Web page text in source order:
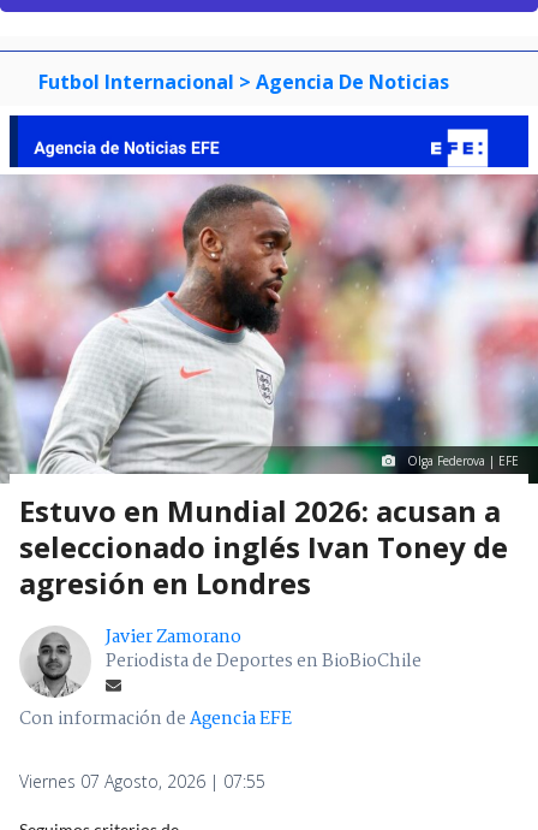
Futbol Internacional > Agencia De Noticias
Olga Federova | EFE
Estuvo en Mundial 2026: acusan a
seleccionado inglés Ivan Toney de
agresión en Londres
Javier Zamorano
Periodista de Deportes en BioBioChile
Con información deAgencia EFE
Viernes 07 Agosto, 2026 | 07:55